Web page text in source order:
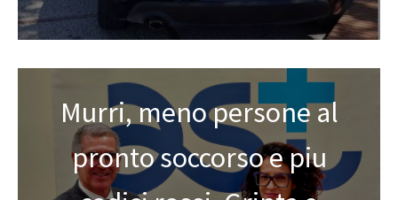
Murri, meno persone al
pronto soccorso e piu